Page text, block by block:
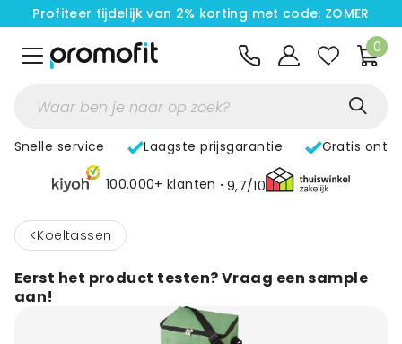
Profiteer tijdelijk van 2% korting met code: ZOMER
0
Snelle service Laagste prijsgarantie Gratis
100.000+ klanten 9,7/10
< Koeltassen
Eerst het product testen? Vraag een sample
aan!